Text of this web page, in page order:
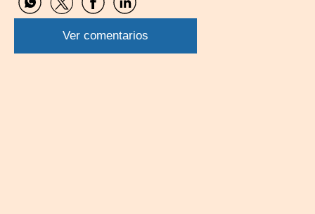
Compartir
por
WhatsApp
Compartir
por
Twitter
Compartir
por
Facebook
Compartir
por
Linkedin
Ver comentarios